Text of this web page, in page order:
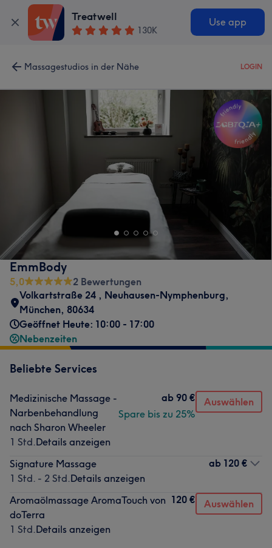
Treatwell
130K
Use app
Massagestudios in der Nähe LOGIN
EmmBody
5,0
2 Bewertungen
Volkartstraße 24 , Neuhausen-Nymphenburg,
München, 80634
Geöffnet Heute: 10:00 - 17:00
Nebenzeiten
Beliebte Services
Medizinische Massage -
Narbenbehandlung
nach Sharon Wheeler
1 Std.Details anzeigen
ab 90 €
Spare bis zu 25%
Auswählen
Signature Massage
1 Std. - 2 Std.Details anzeigen
ab 120 €
Aromaölmassage AromaTouch von
doTerra
1 Std.Details anzeigen
120 € Auswählen